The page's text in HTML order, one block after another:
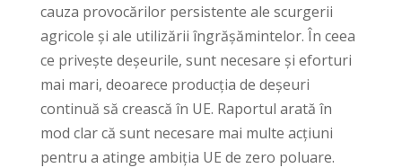
cauza provocărilor persistente ale scurgerii
agricole și ale utilizării îngrășămintelor. În ceea
ce privește deșeurile, sunt necesare și eforturi
mai mari, deoarece producția de deșeuri
continuă să crească în UE. Raportul arată în
mod clar că sunt necesare mai multe acțiuni
pentru a atinge ambiția UE de zero poluare.